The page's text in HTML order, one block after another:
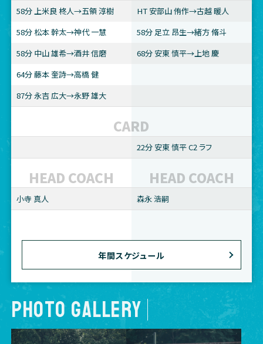
58分 上米良 柊人→五領 淳樹
HT 安部山 侑作→古越 暖人
58分 松本 幹太→神代 一慧
58分 足立 昂生→緒方 脩斗
58分 中山 雄希→酒井 信磨
68分 安東 慎平→上地 慶
64分 藤本 奎詩→高橋 健
87分 永吉 広大→永野 雄大
CARD
22分 安東 慎平 C2 ラフ
HEAD COACH
小寺 真人
HEAD COACH
森永 浩嗣
年間スケジュール
PHOTO GALLERY